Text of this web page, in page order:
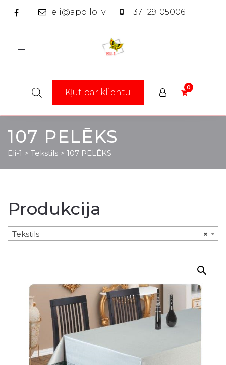
eli@apollo.lv +371 29105006
Toggle
Kļūt par klientu
107 PELĒKS
Eli-1 > Tekstils > 107 PELĒKS
Produkcija
×
Tekstils